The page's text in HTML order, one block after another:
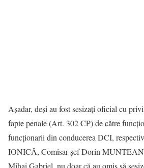
Așadar, deși au fost sesizați oficial cu
fapte penale (Art. 302 CP) de către
funcționarii din conducerea DCI,
IONICĂ, Comisar-șef Dorin
Mihai Gabriel, nu doar că au omis să